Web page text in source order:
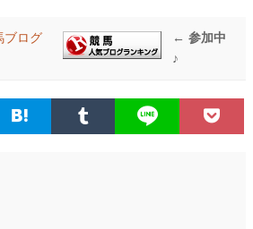
← 参加中
♪